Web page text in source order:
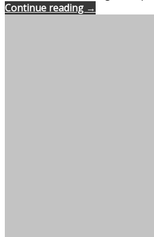
Continue reading →